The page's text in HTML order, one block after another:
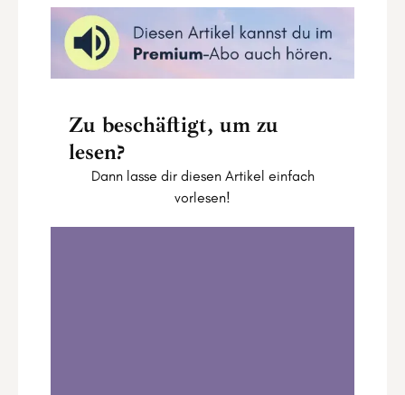
Zu beschäftigt, um zu
lesen?
Dann lasse dir diesen Artikel einfach
vorlesen!